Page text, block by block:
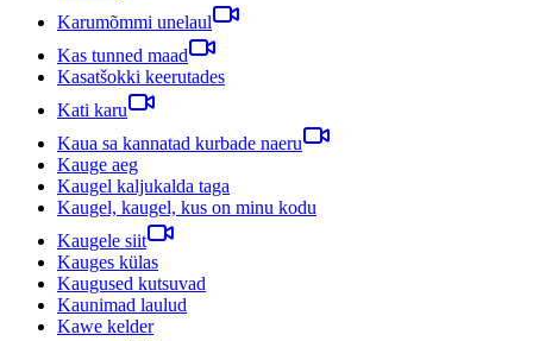
Karumõmmi unelaul
Kas tunned maad
Kasatšokki keerutades
Kati karu
Kaua sa kannatad kurbade naeru
Kauge aeg
Kaugel kaljukalda taga
Kaugel, kaugel, kus on minu kodu
Kaugele siit
Kauges külas
Kaugused kutsuvad
Kaunimad laulud
Kawe kelder